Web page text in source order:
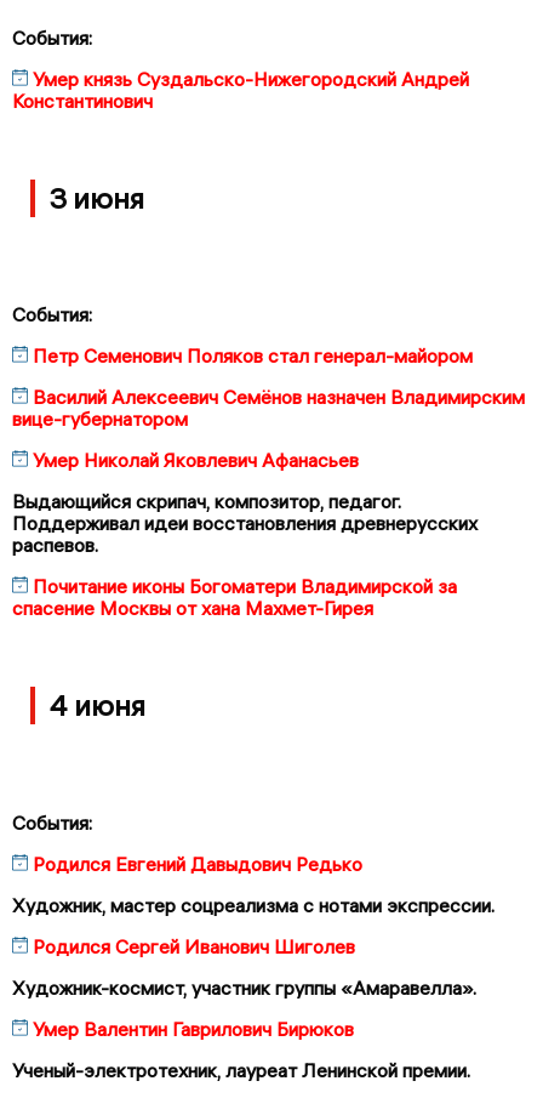
События:
Умер князь Суздальско-Нижегородский Андрей
Константинович
3 июня
События:
Петр Семенович Поляков стал генерал-майором
Василий Алексеевич Семёнов назначен Владимирским
вице-губернатором
Умер Николай Яковлевич Афанасьев
Выдающийся скрипач, композитор, педагог.
Поддерживал идеи восстановления древнерусских
распевов.
Почитание иконы Богоматери Владимирской за
спасение Москвы от хана Махмет-Гирея
4 июня
События:
Родился Евгений Давыдович Редько
Художник, мастер соцреализма с нотами экспрессии.
Родился Сергей Иванович Шиголев
Художник-космист, участник группы «Амаравелла».
Умер Валентин Гаврилович Бирюков
Ученый-электротехник, лауреат Ленинской премии.